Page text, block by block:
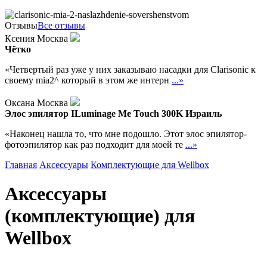
ОтзывыВсе отзывы
Ксения Москва
Чётко
«Четвертый раз уже у них заказываю насадки для Clarisonic к
своему mia2^ который в этом же интерн ...»
Оксана Москва
Элос эпилятор ILuminage Me Touch 300K Израиль
«Наконец нашла то, что мне подошло. Этот элос эпилятор-
фотоэпилятор как раз подходит для моей те ...»
Главная Аксессуары Комплектующие для Wellbox
Аксессуары
(комплектующие) для
Wellbox